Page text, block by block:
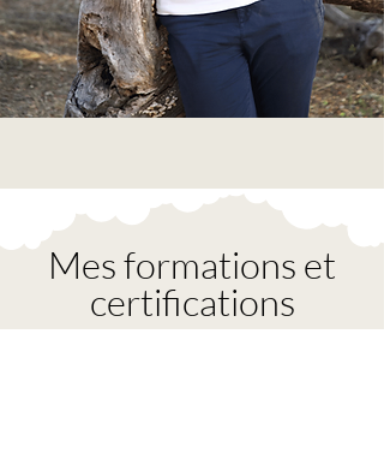
Mes formations et
certifications